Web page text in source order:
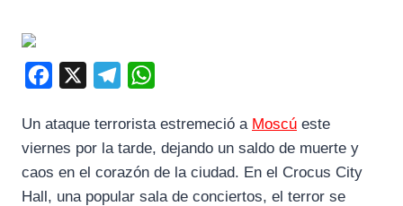
c
e
l
e
g
a
t
s
Un ataque terrorista estremeció a Moscú este
viernes por la tarde, dejando un saldo de muerte y
caos en el corazón de la ciudad. En el Crocus City
Hall, una popular sala de conciertos, el terror se